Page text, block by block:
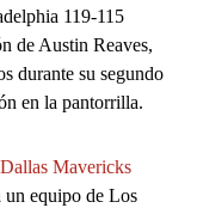
119-115
de Austin Reaves,
durante su segundo
en la pantorrilla.
Dallas Mavericks
un equipo de Los